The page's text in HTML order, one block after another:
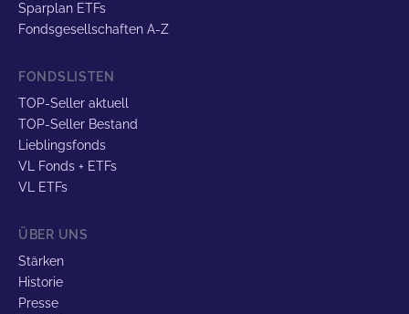
Sparplan ETFs
Fondsgesellschaften A-Z
FONDSLISTEN
TOP-Seller aktuell
TOP-Seller Bestand
Lieblingsfonds
VL Fonds + ETFs
VL ETFs
ÜBER UNS
Stärken
Historie
Presse